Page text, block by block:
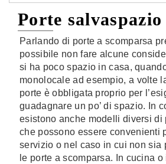
Porte salvaspazio
Parlando di porte a scomparsa
possibile non fare alcune
si ha poco spazio in casa,
monolocale ad esempio, a volte
porte è obbligata proprio per
guadagnare un po’ di spazio. In
esistono anche modelli diversi di
che possono essere convenienti
servizio o nel caso in cui non sia
le porte a scomparsa. In cucina